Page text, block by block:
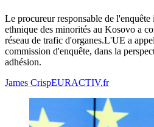
Le procureur responsable de
ethnique des minorités au Kosovo a
réseau de trafic d'organes.L'UE a
commission d'enquête, dans la
adhésion.
James CrispEURACTIV.fr